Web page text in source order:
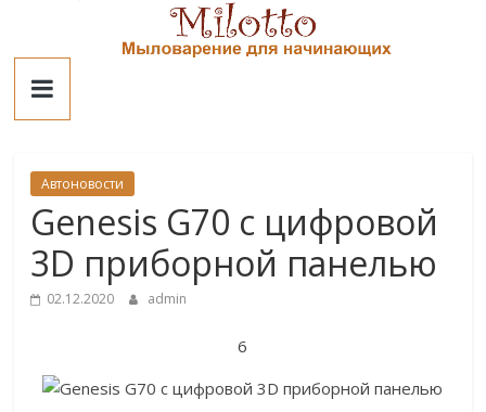
contentМилотто
Автоновости
Genesis G70 с цифровой
3D приборной панелью
02.12.2020 admin
6